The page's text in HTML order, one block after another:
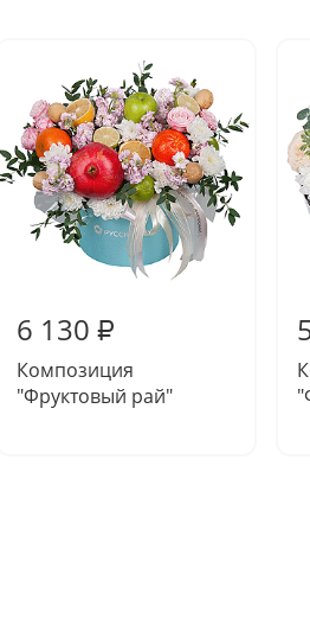
6 130 ₽
Композиция
"Фруктовый рай"